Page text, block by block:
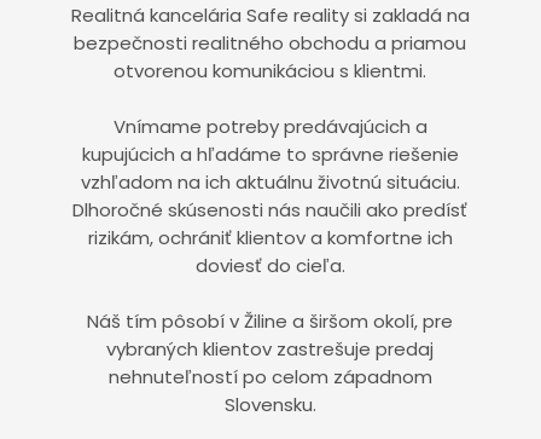
Realitná kancelária Safe reality si zakladá na
bezpečnosti realitného obchodu a priamou
otvorenou komunikáciou s klientmi.
Vnímame potreby predávajúcich a
kupujúcich a hľadáme to správne riešenie
vzhľadom na ich aktuálnu životnú situáciu.
Dlhoročné skúsenosti nás naučili ako predísť
rizikám, ochrániť klientov a komfortne ich
doviesť do cieľa.
Náš tím pôsobí v Žiline a širšom okolí, pre
vybraných klientov zastrešuje predaj
nehnuteľností po celom západnom
Slovensku.